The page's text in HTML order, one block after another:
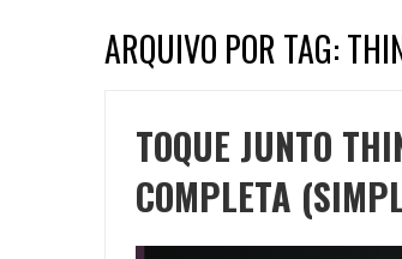
ARQUIVO POR TAG:
TOQUE JUNTO
COMPLETA